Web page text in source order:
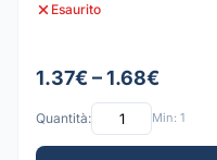
Esaurito
1.37€ – 1.68€
Quantità: Min: 1